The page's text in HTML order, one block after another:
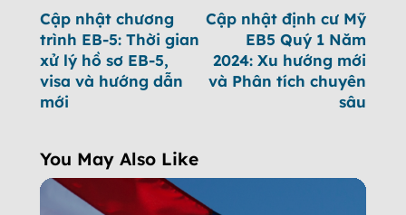
Cập nhật chương
trình EB-5: Thời gian
xử lý hồ sơ EB-5,
visa và hướng dẫn
mới
Cập nhật định cư Mỹ
EB5 Quý 1 Năm
2024: Xu hướng mới
và Phân tích chuyên
sâu
You May Also Like